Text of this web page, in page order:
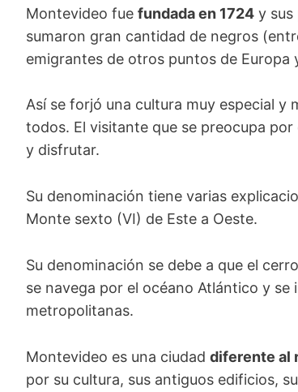
Montevideo fue fundada en 1724 y sus
sumaron gran cantidad de negros
emigrantes de otros puntos de Europa
Así se forjó una cultura muy especial y
todos. El visitante que se preocupa
y disfrutar.
Su denominación tiene varias
Monte sexto (VI) de Este a Oeste.
Su denominación se debe a que el
se navega por el océano Atlántico y se
metropolitanas.
Montevideo es una ciudad diferente al
por su cultura, sus antiguos edificios,